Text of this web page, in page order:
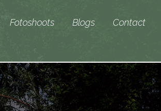
Fotoshoots Blogs Contact